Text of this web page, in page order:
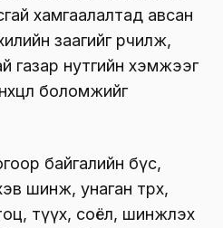
хамгаалалтад авсан
заагийг өөрчилж,
газар нутгийн хэмжээг
боломжийг
байгалийн бүс,
шинж, унаган төрх,
түүх, соёл, шинжлэх